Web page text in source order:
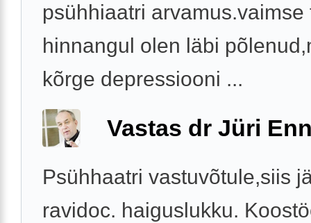
psühhiaatri arvamus.vaimse
hinnangul olen läbi
kõrge depressiooni ...
Vastas dr Jüri
Psühhaatri vastuvõtule,siis
ravidoc. haiguslukku.